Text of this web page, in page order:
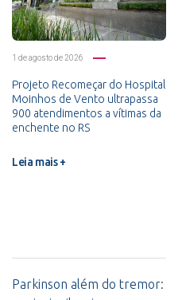
1 de agosto de 2026
Projeto Recomeçar do Hospital
Moinhos de Vento ultrapassa
900 atendimentos a vítimas da
enchente no RS
Leia mais +
Parkinson além do tremor: